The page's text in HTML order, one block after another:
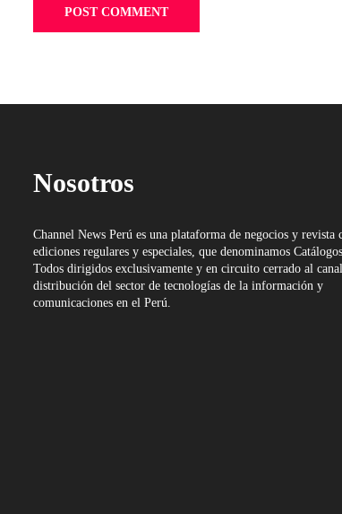
Nosotros
Channel News Perú es una plataforma de negocios y revista
ediciones regulares y especiales, que denominamos
Todos dirigidos exclusivamente y en circuito cerrado al
distribución del sector de tecnologías de la información y
comunicaciones en el Perú.